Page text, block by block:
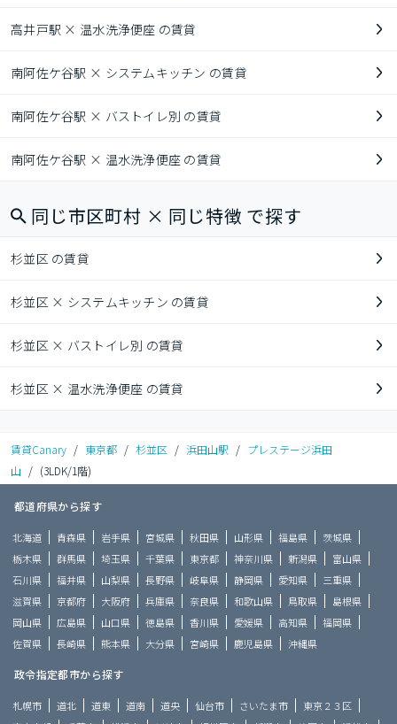
高井戸駅 × 温水洗浄便座 の賃貸
南阿佐ケ谷駅 × システムキッチン の賃貸
南阿佐ケ谷駅 × バストイレ別 の賃貸
南阿佐ケ谷駅 × 温水洗浄便座 の賃貸
同じ市区町村 × 同じ特徴 で探す
杉並区 の賃貸
杉並区 × システムキッチン の賃貸
杉並区 × バストイレ別 の賃貸
杉並区 × 温水洗浄便座 の賃貸
賃貸Canary / 東京都 / 杉並区 / 浜田山駅 / プレステージ浜田
山 / (3LDK/1階)
都道府県から探す
北海道 青森県 岩手県 宮城県 秋田県 山形県 福島県
茨城県
栃木県
群馬県 埼玉県 千葉県 東京都 神奈川県 新潟県
富山県
石川県
福井県 山梨県 長野県 岐阜県 静岡県 愛知県
三重県
滋賀県
京都府 大阪府 兵庫県 奈良県 和歌山県 鳥取県
島根県
岡山県
広島県 山口県 徳島県 香川県 愛媛県 高知県
福岡県
佐賀県
長崎県 熊本県 大分県 宮崎県 鹿児島県 沖縄県
政令指定都市から探す
札幌市 道北 道東 道南 道央 仙台市 さいたま市
東京２３区